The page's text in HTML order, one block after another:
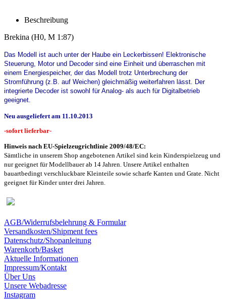
Beschreibung
Brekina (H0, M 1:87)
Das Modell ist auch unter der Haube ein Leckerbissen! Elektronische
Steuerung, Motor und Decoder sind eine Einheit und überraschen mit
einem Energiespeicher, der das Modell trotz Unterbrechung der
Stromführung (z.B. auf Weichen) gleichmäßig weiterfahren lässt. Der
integrierte Decoder ist sowohl für Analog- als auch für Digitalbetrieb
geeignet.
Neu ausgeliefert am 11.10.2013
-sofort lieferbar-
Hinweis nach EU-Spielzeugrichtlinie 2009/48/EC:
Sämtliche in unserem Shop angebotenen Artikel sind kein Kinderspielzeug und
nur geeignet für Modellbauer ab 14 Jahren. Unsere Artikel enthalten
bauartbedingt verschluckbare Kleinteile sowie scharfe Kanten und Grate. Nicht
geeignet für Kinder unter drei Jahren.
AGB/Widerrufsbelehrung & Formular
Versandkosten/Shipment fees
Datenschutz/Shopanleitung
Warenkorb/Basket
Aktuelle Informationen
Impressum/Kontakt
Über Uns
Unsere Webadresse
Instagram